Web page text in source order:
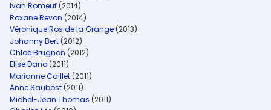
Ivan Romeuf (2014)
Roxane Revon (2014)
Véronique Ros de la Grange (2013)
Johanny Bert (2012)
Chloé Brugnon (2012)
Elise Dano (2011)
Marianne Caillet (2011)
Anne Saubost (2011)
Michel-Jean Thomas (2011)